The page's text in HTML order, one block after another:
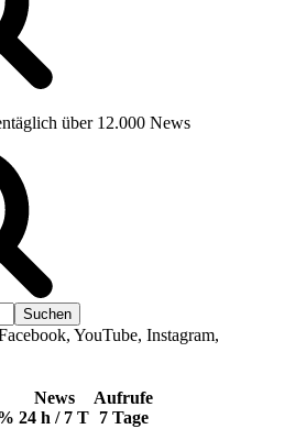
über 12.000 News
YouTube, Instagram,
News
24 h / 7 T
Aufrufe
7 Tage